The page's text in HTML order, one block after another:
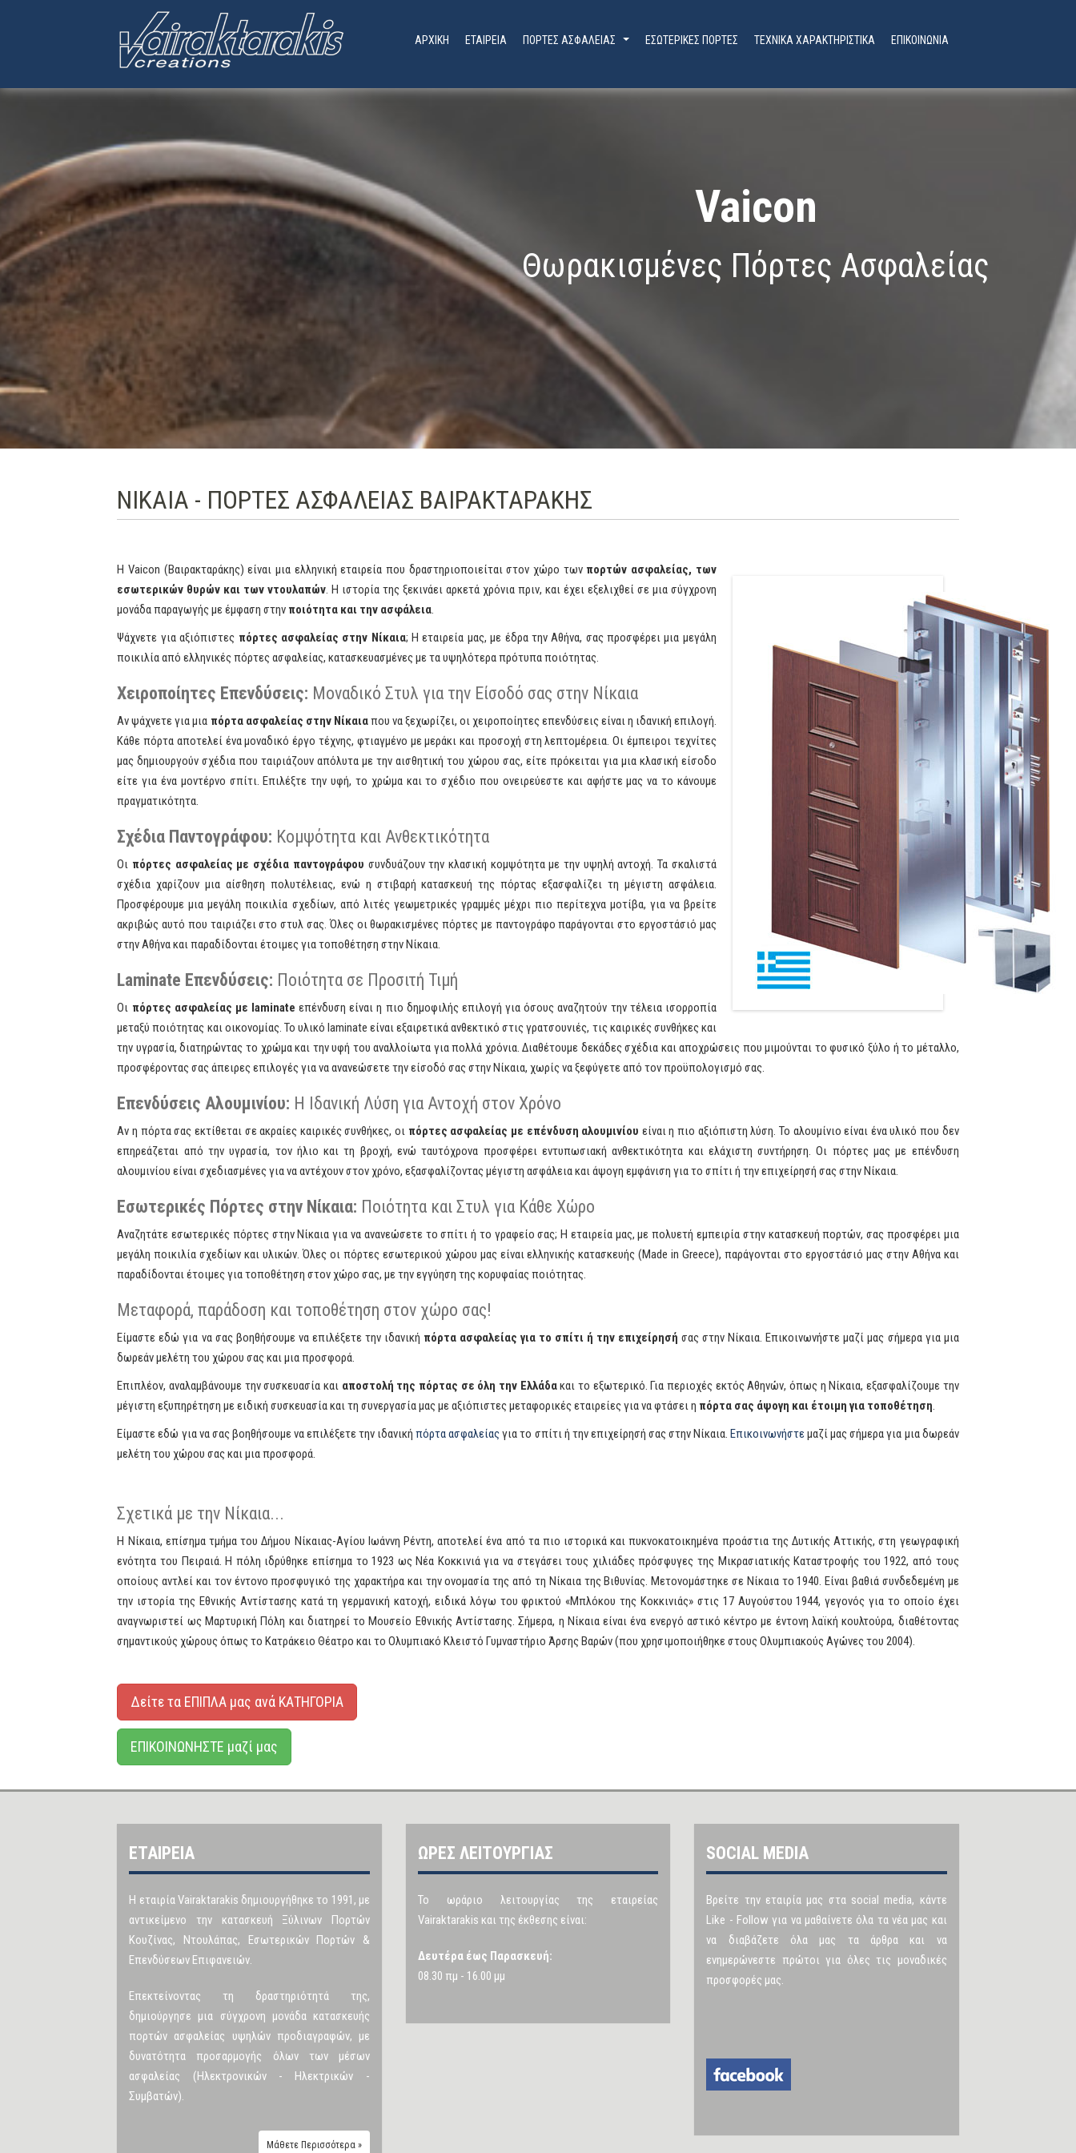
Vaicon
Θωρακισμένες Πόρτες Ασφαλείας
ΝΙΚΑΙΑ - ΠΟΡΤΕΣ ΑΣΦΑΛΕΙΑΣ ΒΑΙΡΑΚΤΑΡΑΚΗΣ
Η Vaicon (Βαιρακταράκης) είναι μια ελληνική εταιρεία που δραστηριοποιείται στον χώρο των πορτών ασφαλείας, των
εσωτερικών θυρών και των ντουλαπών. Η ιστορία της ξεκινάει αρκετά χρόνια πριν, και έχει εξελιχθεί σε μια σύγχρονη
μονάδα παραγωγής με έμφαση στην ποιότητα και την ασφάλεια.
Ψάχνετε για αξιόπιστες πόρτες ασφαλείας στην Νίκαια; Η εταιρεία μας, με έδρα την Αθήνα, σας προσφέρει μια μεγάλη
ποικιλία από ελληνικές πόρτες ασφαλείας, κατασκευασμένες με τα υψηλότερα πρότυπα ποιότητας.
Χειροποίητες Επενδύσεις: Μοναδικό Στυλ για την Είσοδό σας στην Νίκαια
Αν ψάχνετε για μια πόρτα ασφαλείας στην Νίκαιαπου να ξεχωρίζει, οι χειροποίητες επενδύσεις είναι η ιδανική επιλογή.
Κάθε πόρτα αποτελεί ένα μοναδικό έργο τέχνης, φτιαγμένο με μεράκι και προσοχή στη λεπτομέρεια. Οι έμπειροι τεχνίτες
μας δημιουργούν σχέδια που ταιριάζουν απόλυτα με την αισθητική του χώρου σας, είτε πρόκειται για μια κλασική είσοδο
είτε για ένα μοντέρνο σπίτι. Επιλέξτε την υφή, το χρώμα και το σχέδιο που ονειρεύεστε και αφήστε μας να το κάνουμε
πραγματικότητα.
Σχέδια Παντογράφου: Κομψότητα και Ανθεκτικότητα
Οι πόρτες ασφαλείας με σχέδια παντογράφου συνδυάζουν την κλασική κομψότητα με την υψηλή αντοχή. Τα σκαλιστά
σχέδια χαρίζουν μια αίσθηση πολυτέλειας, ενώ η στιβαρή κατασκευή της πόρτας εξασφαλίζει τη μέγιστη ασφάλεια.
Προσφέρουμε μια μεγάλη ποικιλία σχεδίων, από λιτές γεωμετρικές γραμμές μέχρι πιο περίτεχνα μοτίβα, για να βρείτε
ακριβώς αυτό που ταιριάζει στο στυλ σας. Όλες οι θωρακισμένες πόρτες με παντογράφο παράγονται στο εργοστάσιό μας
στην Αθήνα και παραδίδονται έτοιμες για τοποθέτηση στην Νίκαια.
Laminate Επενδύσεις: Ποιότητα σε Προσιτή Τιμή
Οι πόρτες ασφαλείας με laminate επένδυση είναι η πιο δημοφιλής επιλογή για όσους αναζητούν την τέλεια ισορροπία
μεταξύ ποιότητας και οικονομίας. Το υλικό laminate είναι εξαιρετικά ανθεκτικό στις γρατσουνιές, τις καιρικές συνθήκες και
την υγρασία, διατηρώντας το χρώμα και την υφή του αναλλοίωτα για πολλά χρόνια. Διαθέτουμε δεκάδες σχέδια και αποχρώσεις που μιμούνται το φυσικό ξύλο ή το μέταλλο,
προσφέροντας σας άπειρες επιλογές για να ανανεώσετε την είσοδό σας στην Νίκαια, χωρίς να ξεφύγετε από τον προϋπολογισμό σας.
Επενδύσεις Αλουμινίου: Η Ιδανική Λύση για Αντοχή στον Χρόνο
Αν η πόρτα σας εκτίθεται σε ακραίες καιρικές συνθήκες, οι πόρτες ασφαλείας με επένδυση αλουμινίου είναι η πιο αξιόπιστη λύση. Το αλουμίνιο είναι ένα υλικό που δεν
επηρεάζεται από την υγρασία, τον ήλιο και τη βροχή, ενώ ταυτόχρονα προσφέρει εντυπωσιακή ανθεκτικότητα και ελάχιστη συντήρηση. Οι πόρτες μας με επένδυση
αλουμινίου είναι σχεδιασμένες για να αντέχουν στον χρόνο, εξασφαλίζοντας μέγιστη ασφάλεια και άψογη εμφάνιση για το σπίτι ή την επιχείρησή σας στην Νίκαια.
Εσωτερικές Πόρτες στην Νίκαια: Ποιότητα και Στυλ για Κάθε Χώρο
Αναζητάτε εσωτερικές πόρτες στην Νίκαια για να ανανεώσετε το σπίτι ή το γραφείο σας; Η εταιρεία μας, με πολυετή εμπειρία στην κατασκευή πορτών, σας προσφέρει μια
μεγάλη ποικιλία σχεδίων και υλικών. Όλες οι πόρτες εσωτερικού χώρου μας είναι ελληνικής κατασκευής (Made in Greece), παράγονται στο εργοστάσιό μας στην Αθήνα και
παραδίδονται έτοιμες για τοποθέτηση στον χώρο σας, με την εγγύηση της κορυφαίας ποιότητας.
Μεταφορά, παράδοση και τοποθέτηση στον χώρο σας!
Είμαστε εδώ για να σας βοηθήσουμε να επιλέξετε την ιδανική πόρτα ασφαλείας για το σπίτι ή την επιχείρησή σας στην Νίκαια. Επικοινωνήστε μαζί μας σήμερα για μια
δωρεάν μελέτη του χώρου σας και μια προσφορά.
Επιπλέον, αναλαμβάνουμε την συσκευασία και αποστολή της πόρτας σε όλη την Ελλάδακαι το εξωτερικό. Για περιοχές εκτός Αθηνών, όπως η Νίκαια, εξασφαλίζουμε την
μέγιστη εξυπηρέτηση με ειδική συσκευασία και τη συνεργασία μας με αξιόπιστες μεταφορικές εταιρείες για να φτάσει η πόρτα σας άψογη και έτοιμη για τοποθέτηση.
Είμαστε εδώ για να σας βοηθήσουμε να επιλέξετε την ιδανικήπόρτα ασφαλείαςγια το σπίτι ή την επιχείρησή σας στην Νίκαια.Επικοινωνήστε μαζί μας σήμερα για μια δωρεάν
μελέτη του χώρου σας και μια προσφορά.
Σχετικά με την Νίκαια...
Η Νίκαια, επίσημα τμήμα του Δήμου Νίκαιας-Αγίου Ιωάννη Ρέντη, αποτελεί ένα από τα πιο ιστορικά και πυκνοκατοικημένα προάστια της Δυτικής Αττικής, στη γεωγραφική
ενότητα του Πειραιά. Η πόλη ιδρύθηκε επίσημα το 1923 ως Νέα Κοκκινιά για να στεγάσει τους χιλιάδες πρόσφυγες της Μικρασιατικής Καταστροφής του 1922, από τους
οποίους αντλεί και τον έντονο προσφυγικό της χαρακτήρα και την ονομασία της από τη Νίκαια της Βιθυνίας. Μετονομάστηκε σε Νίκαια το 1940. Είναι βαθιά συνδεδεμένη με
την ιστορία της Εθνικής Αντίστασης κατά τη γερμανική κατοχή, ειδικά λόγω του φρικτού «Μπλόκου της Κοκκινιάς» στις 17 Αυγούστου 1944, γεγονός για το οποίο έχει
αναγνωριστεί ως Μαρτυρική Πόλη και διατηρεί το Μουσείο Εθνικής Αντίστασης. Σήμερα, η Νίκαια είναι ένα ενεργό αστικό κέντρο με έντονη λαϊκή κουλτούρα, διαθέτοντας
σημαντικούς χώρους όπως το Κατράκειο Θέατρο και το Ολυμπιακό Κλειστό Γυμναστήριο Άρσης Βαρών (που χρησιμοποιήθηκε στους Ολυμπιακούς Αγώνες του 2004).
Δείτε τα ΕΠΙΠΛΑ μας ανά ΚΑΤΗΓΟΡΙΑ
ΕΠΙΚΟΙΝΩΝΗΣΤΕ μαζί μας
ΑΡΧΙΚΗ ΕΤΑΙΡΕΙΑ ΠΟΡΤΕΣ ΑΣΦΑΛΕΙΑΣ ΕΣΩΤΕΡΙΚΕΣ ΠΟΡΤΕΣ ΤΕΧΝΙΚΑ ΧΑΡΑΚΤΗΡΙΣΤΙΚΑ ΕΠΙΚΟΙΝΩΝΙΑ
ΕΤΑΙΡΕΙΑ
Η εταιρία Vairaktarakis δημιουργήθηκε το 1991, με
αντικείμενο την κατασκευή Ξύλινων Πορτών
Κουζίνας, Ντουλάπας, Εσωτερικών Πορτών &
Επενδύσεων Επιφανειών.
Επεκτείνοντας τη δραστηριότητά της,
δημιούργησε μια σύγχρονη μονάδα κατασκευής
πορτών ασφαλείας υψηλών προδιαγραφών, με
δυνατότητα προσαρμογής όλων των μέσων
ασφαλείας (Ηλεκτρονικών - Ηλεκτρικών -
Συμβατών).
Μάθετε Περισσότερα »
ΩΡΕΣ ΛΕΙΤΟΥΡΓΙΑΣ
Το ωράριο λειτουργίας της εταιρείας
Vairaktarakis και της έκθεσης είναι:
Δευτέρα έως Παρασκευή:
08.30 πμ - 16.00 μμ
SOCIAL MEDIA
Βρείτε την εταιρία μας στα social media, κάντε
Like - Follow για να μαθαίνετε όλα τα νέα μας και
να διαβάζετε όλα μας τα άρθρα και να
ενημερώνεστε πρώτοι για όλες τις μοναδικές
προσφορές μας.